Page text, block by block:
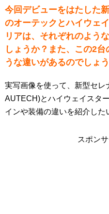
今回デビューをはたした
のオーテックとハイウェ
リアは、それぞれのよう
しょうか？また、この2
うな違いがあるのでしょ
実写画像を使って、新型セレ
AUTECH)とハイウェイスタ
インや装備の違いを紹介した
スポン